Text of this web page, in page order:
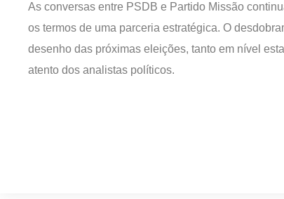
As conversas entre PSDB e Partido Missão
os termos de uma parceria estratégica. O
desenho das próximas eleições, tanto em nível
atento dos analistas políticos.